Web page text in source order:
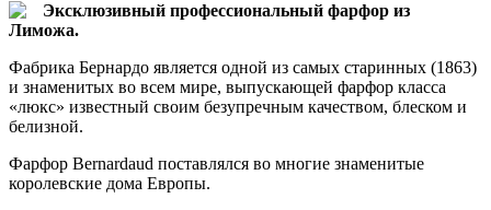
Эксклюзивный профессиональный фарфор из
Лиможа.
Фабрика Бернардо является одной из самых старинных (1863)
и знаменитых во всем мире, выпускающей фарфор класса
«люкс» известный своим безупречным качеством, блеском и
белизной.
Фарфор Bernardaud поставлялся во многие знаменитые
королевские дома Европы.